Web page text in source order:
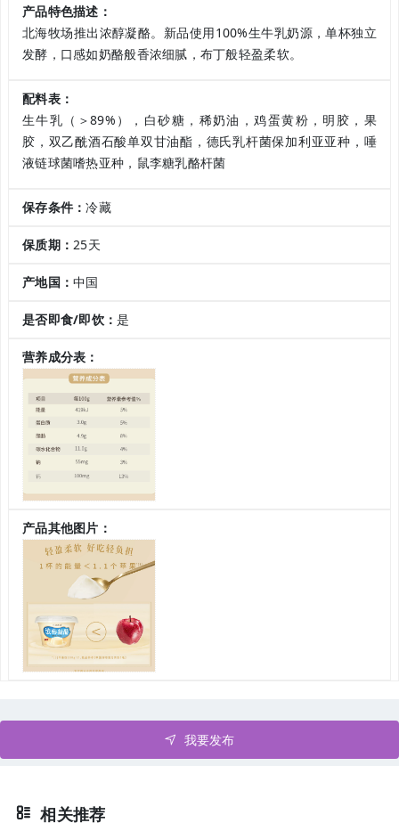
产品特色描述：
北海牧场推出浓醇凝酪。新品使用100%生牛乳奶源，单杯独立
发酵，口感如奶酪般香浓细腻，布丁般轻盈柔软。
配料表：
生牛乳（＞89%），白砂糖，稀奶油，鸡蛋黄粉，明胶，果
胶，双乙酰酒石酸单双甘油酯，德氏乳杆菌保加利亚亚种，唾
液链球菌嗜热亚种，鼠李糖乳酪杆菌
保存条件：冷藏
保质期：25天
产地国：中国
是否即食/即饮：是
营养成分表：
产品其他图片：
我要发布
相关推荐